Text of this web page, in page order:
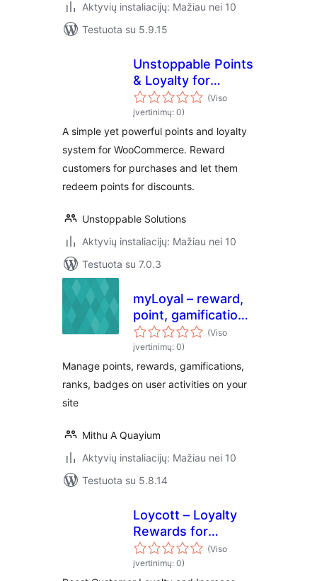
Aktyvių instaliacijų: Mažiau nei 10
Testuota su 5.9.15
Unstoppable Points
& Loyalty for
WooCommerce
(Viso
įvertinimų: 0)
A simple yet powerful points and loyalty
system for WooCommerce. Reward
customers for purchases and let them
redeem points for discounts.
Unstoppable Solutions
Aktyvių instaliacijų: Mažiau nei 10
Testuota su 7.0.3
myLoyal – reward,
point, gamification
and loyalty plugin
with easy but
smart yet rules
(Viso
įvertinimų: 0)
Manage points, rewards, gamifications,
ranks, badges on user activities on your
site
Mithu A Quayium
Aktyvių instaliacijų: Mažiau nei 10
Testuota su 5.8.14
Loycott – Loyalty
Rewards for
WooCommerce
(Viso
įvertinimų: 0)